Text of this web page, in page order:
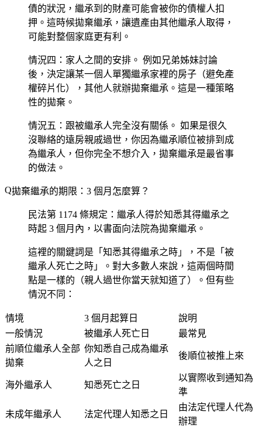
債的狀況，繼承到的財產可能會被你的債權人扣
押。這時候拋棄繼承，讓遺產由其他繼承人取得，
可能對整個家庭更有利。
情況四：家人之間的安排。 例如兄弟姊妹討論
後，決定讓某一個人單獨繼承家裡的房子（避免產
權碎片化），其他人就辦拋棄繼承。這是一種策略
性的拋棄。
情況五：跟被繼承人完全沒有關係。 如果是很久
沒聯絡的遠房親戚過世，你因為繼承順位被排到成
為繼承人，但你完全不想介入，拋棄繼承是最省事
的做法。
拋棄繼承的期限：3 個月怎麼算？
民法第 1174 條規定：繼承人得於知悉其得繼承之
時起 3 個月內，以書面向法院為拋棄繼承。
這裡的關鍵詞是「知悉其得繼承之時」，不是「被
繼承人死亡之時」。對大多數人來說，這兩個時間
點是一樣的（親人過世你當天就知道了）。但有些
情況不同：
情境 3 個月起算日
說明
一般情況
被繼承人死亡日
最常見
前順位繼承人全部
拋棄
你知悉自己成為繼承
人之日
後順位被推上來
海外繼承人 知悉死亡之日
以實際收到通知為
準
未成年繼承人 法定代理人知悉之日
由法定代理人代為
辦理